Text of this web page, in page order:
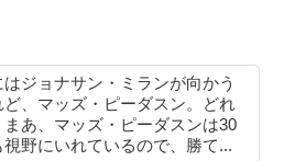
ジョナサン・ミランが向かう
、マッズ・ピーダスン。どれ
あ、マッズ・ピーダスンは30
野にいれているので、勝て...